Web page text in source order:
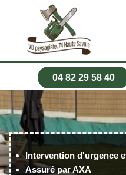
04 82 29 58 40
Intervention d'urgence
Assuré par AXA